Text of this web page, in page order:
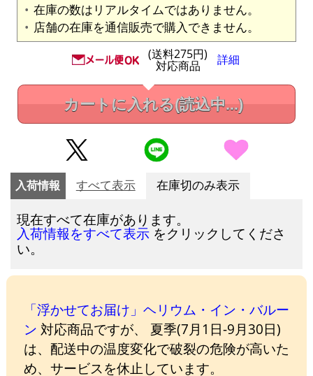
在庫の数はリアルタイムではありません。
店舗の在庫を通信販売で購入できません。
(送料275円)
対応商品 詳細
カートに入れる(読込中...)
入荷情報 すべて表示 在庫切のみ表示
現在すべて在庫があります。
入荷情報をすべて表示 をクリックしてくださ
い。
「浮かせてお届け」ヘリウム・イン・バルー
ン 対応商品ですが、 夏季(7月1日-9月30日)
は、配送中の温度変化で破裂の危険が高いた
め、サービスを休止しています。